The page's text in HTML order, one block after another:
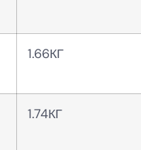
1.66КГ
1.74КГ